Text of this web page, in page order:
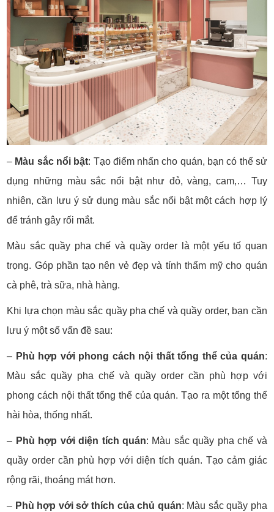
– Màu sắc nổi bật: Tạo điểm nhấn cho quán, bạn có thể sử
dụng những màu sắc nổi bật như đỏ, vàng, cam,… Tuy
nhiên, cần lưu ý sử dụng màu sắc nổi bật một cách hợp lý
để tránh gây rối mắt.
Màu sắc quầy pha chế và quầy order là một yếu tố quan
trọng. Góp phần tạo nên vẻ đẹp và tính thẩm mỹ cho quán
cà phê, trà sữa, nhà hàng.
Khi lựa chọn màu sắc quầy pha chế và quầy order, bạn cần
lưu ý một số vấn đề sau:
– Phù hợp với phong cách nội thất tổng thể của quán:
Màu sắc quầy pha chế và quầy order cần phù hợp với
phong cách nội thất tổng thể của quán. Tạo ra một tổng thể
hài hòa, thống nhất.
– Phù hợp với diện tích quán: Màu sắc quầy pha chế và
quầy order cần phù hợp với diện tích quán. Tạo cảm giác
rộng rãi, thoáng mát hơn.
– Phù hợp với sở thích của chủ quán: Màu sắc quầy pha